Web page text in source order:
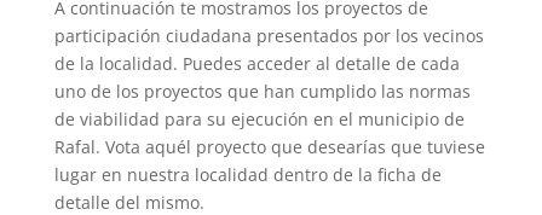
A continuación te mostramos los proyectos de
participación ciudadana presentados por los vecinos
de la localidad. Puedes acceder al detalle de cada
uno de los proyectos que han cumplido las normas
de viabilidad para su ejecución en el municipio de
Rafal. Vota aquél proyecto que desearías que tuviese
lugar en nuestra localidad dentro de la ficha de
detalle del mismo.